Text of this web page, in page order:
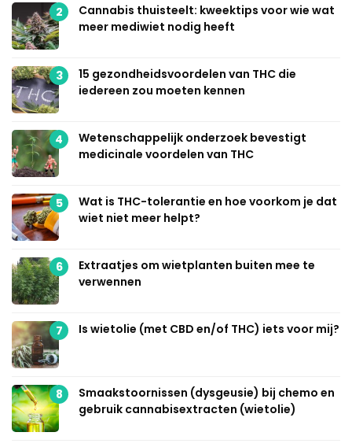
2
Cannabis thuisteelt: kweektips voor wie wat
meer mediwiet nodig heeft
3
15 gezondheidsvoordelen van THC die
iedereen zou moeten kennen
4
Wetenschappelijk onderzoek bevestigt
medicinale voordelen van THC
5
Wat is THC-tolerantie en hoe voorkom je dat
wiet niet meer helpt?
6
Extraatjes om wietplanten buiten mee te
verwennen
7 Is wietolie (met CBD en/of THC) iets voor mij?
8
Smaakstoornissen (dysgeusie) bij chemo en
gebruik cannabisextracten (wietolie)